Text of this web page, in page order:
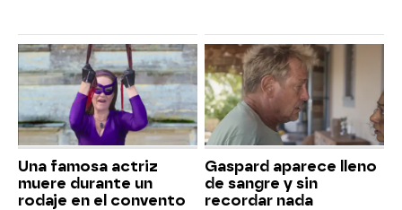
Una famosa actriz
muere durante un
rodaje en el convento
Gaspard aparece lleno
de sangre y sin
recordar nada